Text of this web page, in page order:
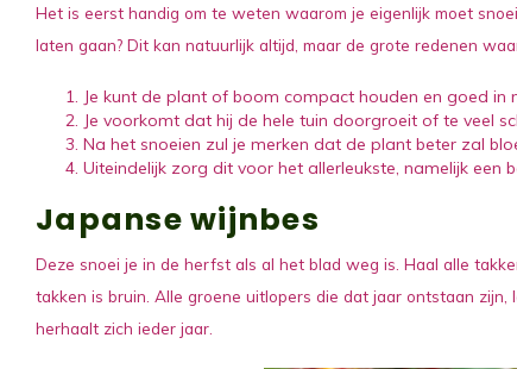
Het is eerst handig om te weten waarom je eigenlijk moet
laten gaan? Dit kan natuurlijk altijd, maar de grote redenen
Je kunt de plant of boom compact houden en goed in
Je voorkomt dat hij de hele tuin doorgroeit of te veel
Na het snoeien zul je merken dat de plant beter zal
Uiteindelijk zorg dit voor het allerleukste, namelijk een
Japanse wijnbes
Deze snoei je in de herfst als al het blad weg is. Haal alle
takken is bruin. Alle groene uitlopers die dat jaar ontstaan
herhaalt zich ieder jaar.